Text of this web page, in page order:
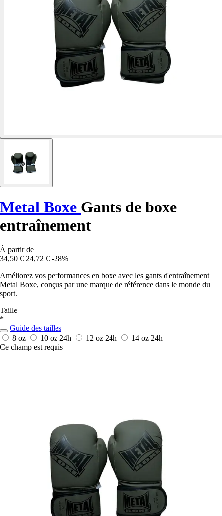
Metal Boxe Gants de boxe
entraînement
À partir de
34,50 € 24,72 € -28%
Améliorez vos performances en boxe avec les gants d'entraînement
Metal Boxe, conçus par une marque de référence dans le monde du
sport.
Taille
*
Guide des tailles
8 oz
10 oz 24h 12 oz 24h 14 oz 24h
Ce champ est requis